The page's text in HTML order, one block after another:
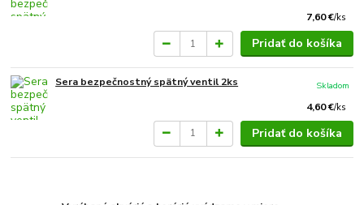
7,60 €/ks
Pridať do košíka
Sera bezpečnostný spätný ventil 2ks
4,60 €/ks
Skladom
Pridať do košíka